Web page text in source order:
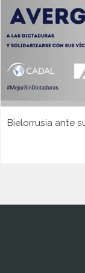
Bielorrusia ante